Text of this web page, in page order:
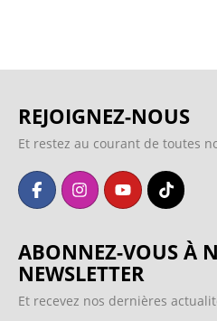
REJOIGNEZ-NOUS
Et restez au courant de toutes
ABONNEZ-VOUS À
NEWSLETTER
Et recevez nos dernières